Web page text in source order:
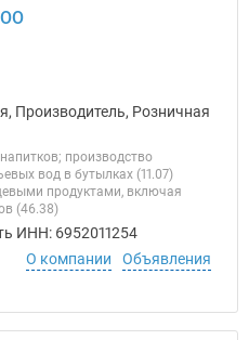
Производитель, Розничная
производство
вод в бутылках (11.07)
продуктами, включая
(46.38)
ИНН: 6952011254
О компании
Объявления